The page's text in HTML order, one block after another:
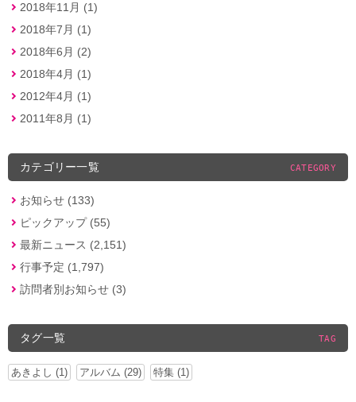
2018年11月 (1)
2018年7月 (1)
2018年6月 (2)
2018年4月 (1)
2012年4月 (1)
2011年8月 (1)
カテゴリー一覧 CATEGORY
お知らせ (133)
ピックアップ (55)
最新ニュース (2,151)
行事予定 (1,797)
訪問者別お知らせ (3)
タグ一覧 TAG
あきよし (1) アルバム (29) 特集 (1)